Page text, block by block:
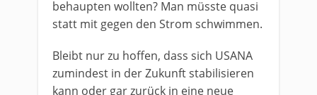
behaupten wollten? Man müsste quasi
statt mit gegen den Strom schwimmen.
Bleibt nur zu hoffen, dass sich USANA
zumindest in der Zukunft stabilisieren
kann oder gar zurück in eine neue